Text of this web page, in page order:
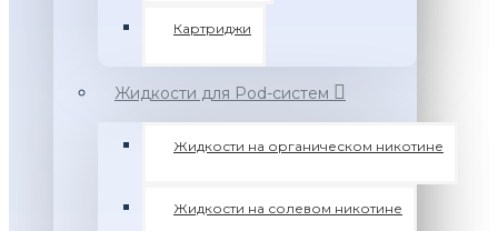
Картриджи
Жидкости для Pod-систем
Жидкости на органическом никотине
Жидкости на солевом никотине